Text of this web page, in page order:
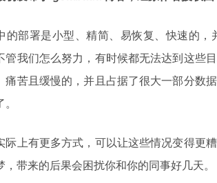
的部署是小型、精简、易恢复、快速的
管我们怎么努力，有时候都无法达到这些
痛苦且缓慢的，并且占据了很大一部分数
际上有更多方式，可以让这些情况变得更
，带来的后果会困扰你和你的同事好几天。